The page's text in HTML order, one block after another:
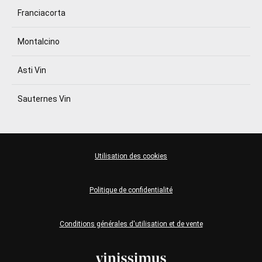
Franciacorta
Montalcino
Asti Vin
Sauternes Vin
Conditions générales d'utilisation et de vente
Politique de confidentialité
Utilisation des cookies